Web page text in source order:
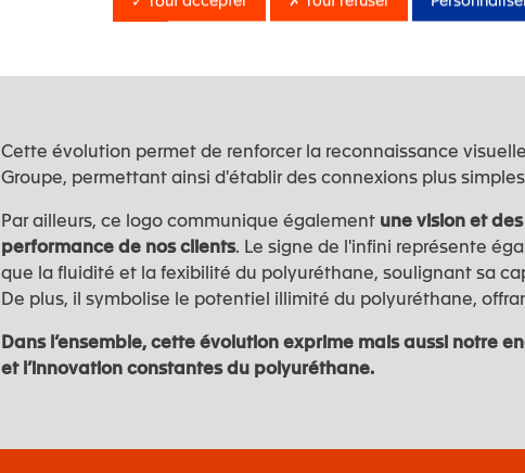
Cette évolution permet de renforcer la reconnaissance
Groupe, permettant ainsi d'établir des connexions plus
Par ailleurs, ce logo communique également une vision et
performance de nos clients. Le signe de l'infini représente
que la fluidité et la fexibilité du polyuréthane, soulignant sa
De plus, il symbolise le potentiel illimité du polyuréthane,
Dans l’ensemble, cette évolution exprime mais aussi notre
et l’innovation constantes du polyuréthane.